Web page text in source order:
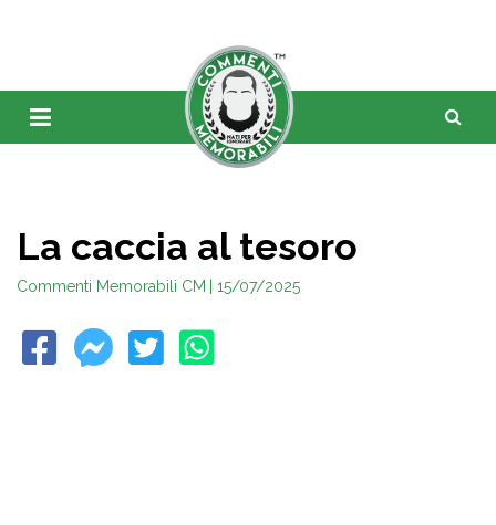
La caccia al tesoro
Commenti Memorabili CM | 15/07/2025